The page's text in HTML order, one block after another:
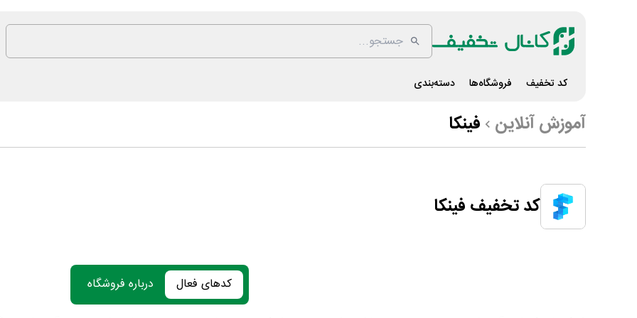
کد تخفیف فروشگاه‌ها دسته‌بندی
آموزش آنلاین فینکا
کد تخفیف فینکا
کدهای فعال درباره فروشگاه